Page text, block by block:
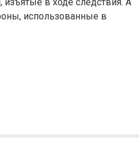
использованные в